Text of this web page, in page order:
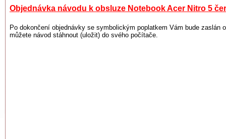
Objednávka návodu k obsluze Notebook Acer Nitro 5
Po dokončení objednávky se symbolickým poplatkem Vám bude zaslán
můžete návod stáhnout (uložit) do svého počítače.